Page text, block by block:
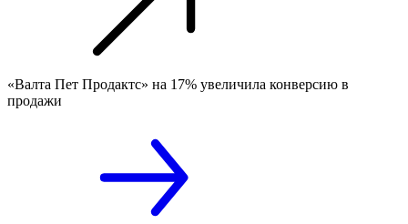
«Валта Пет Продактс» на 17% увеличила конверсию в
продажи